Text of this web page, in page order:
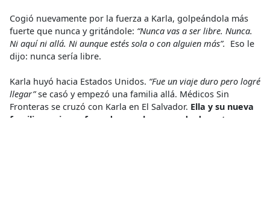
Cogió nuevamente por la fuerza a Karla, golpeándola más
fuerte que nunca y gritándole: “Nunca vas a ser libre. Nunca.
Ni aquí ni allá. Ni aunque estés sola o con alguien más”. Eso le
dijo: nunca sería libre.
Karla huyó hacia Estados Unidos. “Fue un viaje duro pero logré
llegar”se casó y empezó una familia allá. Médicos Sin
Fronteras se cruzó con Karla en El Salvador. Ella y su nueva
familia se vieron forzados a volver cuando deportaron a